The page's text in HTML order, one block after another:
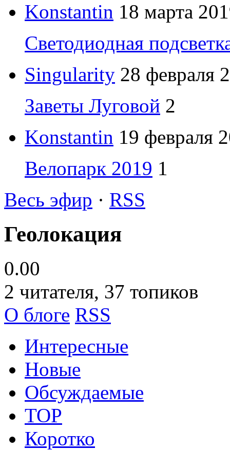
Konstantin 18 марта
Светодиодная
Singularity 28 февраля
Заветы Луговой 2
Konstantin 19 февраля
Велопарк 2019 1
Весь эфир · RSS
Геолокация
0.00
2 читателя, 37 топиков
О блоге RSS
Интересные
Новые
Обсуждаемые
TOP
Коротко